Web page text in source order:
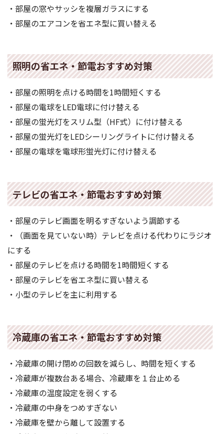
・部屋の窓やサッシを複層ガラスにする
・部屋のエアコンを省エネ型に買い替える
照明の省エネ・節電おすすめ対策
・部屋の照明を点ける時間を1時間短くする
・部屋の電球をLED電球に付け替える
・部屋の蛍光灯をスリム型（HF式）に付け替える
・部屋の蛍光灯をLEDシーリングライトに付け替える
・部屋の電球を電球形蛍光灯に付け替える
テレビの省エネ・節電おすすめ対策
・部屋のテレビ画面を明るすぎないよう調節する
・（画面を見ていない時）テレビを点ける代わりにラジオ
にする
・部屋のテレビを点ける時間を1時間短くする
・部屋のテレビを省エネ型に買い替える
・小型のテレビを主に利用する
冷蔵庫の省エネ・節電おすすめ対策
・冷蔵庫の開け閉めの回数を減らし、時間を短くする
・冷蔵庫が複数台ある場合、冷蔵庫を１台止める
・冷蔵庫の温度設定を弱くする
・冷蔵庫の中身をつめすぎない
・冷蔵庫を壁から離して設置する